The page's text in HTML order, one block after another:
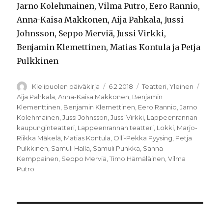
Jarno Kolehmainen, Vilma Putro, Eero Rannio,
Anna-Kaisa Makkonen, Aija Pahkala, Jussi
Johnsson, Seppo Merviä, Jussi Virkki,
Benjamin Klemettinen, Matias Kontula ja Petja
Pulkkinen
Kirjoittaja
Kielipuolen päiväkirja Julkaistu
6.2.2018 Kategoriat
Teatteri ,Yleinen
Aija Pahkala ,Anna-Kaisa Makkonen Benjamin
Klementtinen Benjamin Klemettinen Eero Rannio ,Jarno
Kolehmainen ,Jussi Johnsson ,Jussi Virkki Lappeenrannan
kaupunginteatteri Lappeenrannan teatteri Lokki Marjo-
Riikka Mäkelä Matias Kontula Olli-Pekka Pyysing Petja
Pulkkinen Samuli Halla Samuli Punkka Sanna
Kemppainen Seppo Merviä ,Timo Hämäläinen ,Vilma
Putro